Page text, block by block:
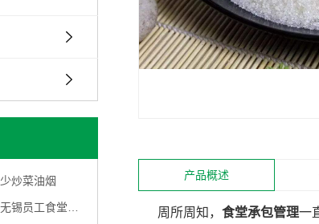
炒菜油烟
员工食堂承包
产品概述
周所周知， 食堂承包管理一